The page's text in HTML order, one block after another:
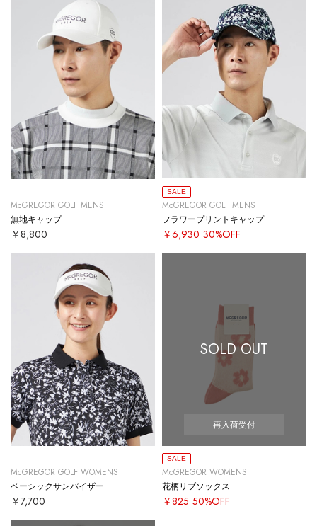
McGREGOR GOLF MENS
無地キャップ
￥8,800
SALE
McGREGOR GOLF MENS
フラワープリントキャップ
￥6,930 30%OFF
McGREGOR GOLF WOMENS
ベーシックサンバイザー
￥7,700
SOLD OUT
再入荷受付
SALE
McGREGOR WOMENS
花柄リブソックス
￥825 50%OFF